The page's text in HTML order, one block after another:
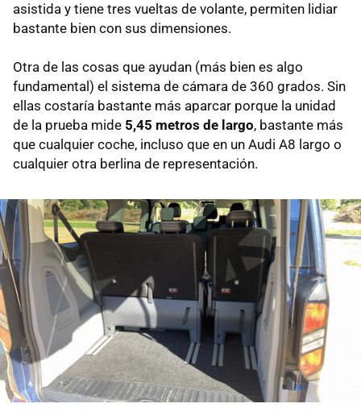
asistida y tiene tres vueltas de volante, permiten lidiar
bastante bien con sus dimensiones.
Otra de las cosas que ayudan (más bien es algo
fundamental) el sistema de cámara de 360 grados. Sin
ellas costaría bastante más aparcar porque la unidad
de la prueba mide 5,45 metros de largo, bastante más
que cualquier coche, incluso que en un Audi A8 largo o
cualquier otra berlina de representación.